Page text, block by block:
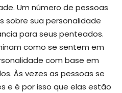
Um número de pessoas
sobre sua personalidade
para seus penteados.
como se sentem em
com base em
Às vezes as pessoas se
e é por isso que elas estão